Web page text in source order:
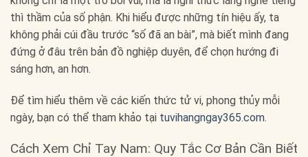
thì thầm của số phận. Khi hiểu được những tín hiệu ấy, ta
không phải cúi đầu trước “số đã an bài”, mà biết mình đang
đứng ở đâu trên bản đồ nghiệp duyên, để chọn hướng đi
sáng hơn, an hơn.
Để tìm hiểu thêm về các kiến thức tử vi, phong thủy mỗi
ngày, bạn có thể tham khảo tại tuvihangngay365.com.
Cách Xem Chỉ Tay Nam: Quy Tắc Cơ Bản Cần Biết